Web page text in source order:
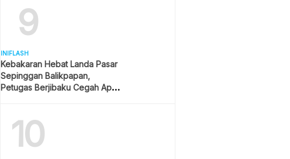
9
INIFLASH
Kebakaran Hebat Landa Pasar
Sepinggan Balikpapan,
Petugas Berjibaku Cegah Api
10